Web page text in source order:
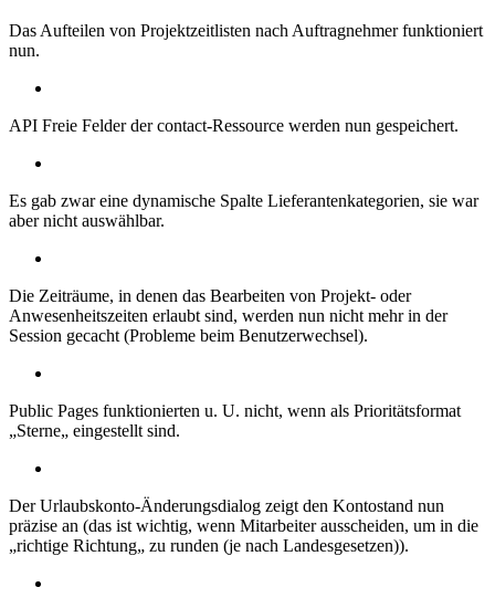
Das Aufteilen von Projektzeitlisten nach Auftragnehmer funktioniert
nun.
API Freie Felder der contact-Ressource werden nun gespeichert.
Es gab zwar eine dynamische Spalte Lieferantenkategorien, sie war
aber nicht auswählbar.
Die Zeiträume, in denen das Bearbeiten von Projekt- oder
Anwesenheitszeiten erlaubt sind, werden nun nicht mehr in der
Session gecacht (Probleme beim Benutzerwechsel).
Public Pages funktionierten u. U. nicht, wenn als Prioritätsformat
„Sterne„ eingestellt sind.
Der Urlaubskonto-Änderungsdialog zeigt den Kontostand nun
präzise an (das ist wichtig, wenn Mitarbeiter ausscheiden, um in die
„richtige Richtung„ zu runden (je nach Landesgesetzen)).